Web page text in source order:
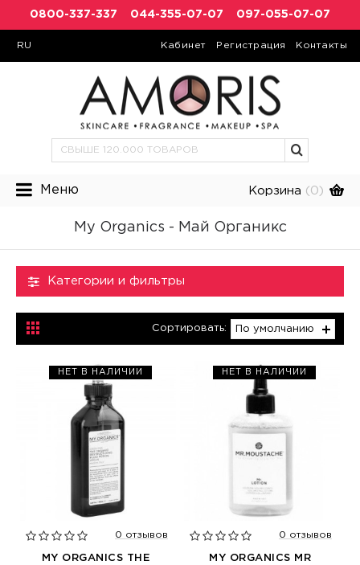
0800-337-337 044-355-07-07 097-055-07-07
RU Кабинет Регистрация Контакты
Меню Корзина (0)
My Organics - Май Органикс
Категории и фильтры
Сортировать: По умолчанию
НЕТ В НАЛИЧИИ
0 отзывов
MY ORGANICS THE
НЕТ В НАЛИЧИИ
0 отзывов
MY ORGANICS MR